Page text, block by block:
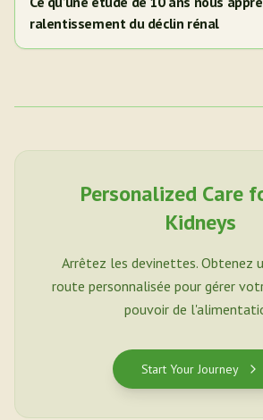
ralentissement du déclin rénal
Personalized Care
Kidneys
Arrêtez les devinettes. Obtenez
route personnalisée pour gérer
pouvoir de
Start Your Journey